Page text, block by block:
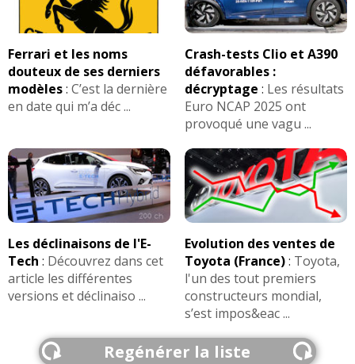
Ferrari et les noms
douteux de ses derniers
modèles: C’est la dernière
en date qui m’a déc ...
Crash-tests Clio et A390
défavorables :
décryptage : Les résultats
Euro NCAP 2025 ont
provoqué une vagu ...
Les déclinaisons de l'E-
Tech : Découvrez dans cet
article les différentes
versions et déclinaiso ...
Evolution des ventes de
Toyota (France): Toyota,
l'un des tout premiers
constructeurs mondial,
s’est impos&eac ...
Regénérer la liste